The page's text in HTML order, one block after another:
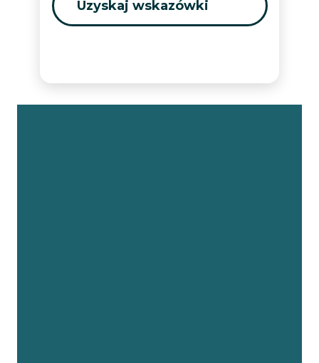
Uzyskaj wskazówki